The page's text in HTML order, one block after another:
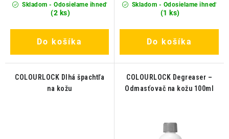
Skladom - Odosielame ihneď
(2 ks)
Do košíka
Skladom - Odosielame ihneď
(1 ks)
Do košíka
COLOURLOCK Dlhá špachtľa
na kožu
COLOURLOCK Degreaser –
Odmasťovač na kožu 100ml